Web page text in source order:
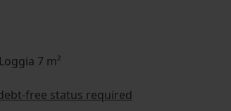
7 m²
free status required